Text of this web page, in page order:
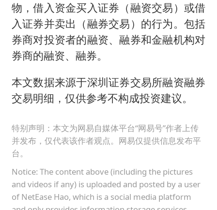
物，借入资金买入证券（融资交易）或借
入证券并卖出（融券交易）的行为。包括
券商对投资者的融资、融券和金融机构对
券商的融资、融券。
本文数据来源于深圳证券交易所融资融券
交易明细，仅供参考不构成投资建议。
特别声明：本文为网易自媒体平台“网易号”作者上传
并发布，仅代表该作者观点。网易仅提供信息发布平
台。
Notice: The content above (including the pictures
and videos if any) is uploaded and posted by a user
of NetEase Hao, which is a social media platform